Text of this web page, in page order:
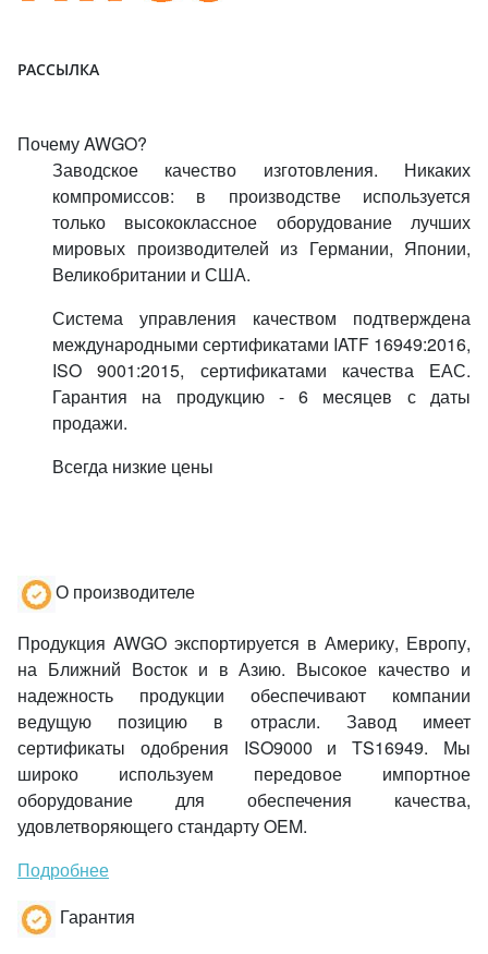
РАССЫЛКА
Почему AWGO?
Заводское качество изготовления. Никаких
компромиссов: в производстве используется
только высококлассное оборудование лучших
мировых производителей из Германии, Японии,
Великобритании и США.
Система управления качеством подтверждена
международными сертификатами IATF 16949:2016,
ISO 9001:2015, сертификатами качества ЕАС.
Гарантия на продукцию - 6 месяцев с даты
продажи.
Всегда низкие цены
О производителе
Продукция AWGO экспортируется в Америку, Европу,
на Ближний Восток и в Азию. Высокое качество и
надежность продукции обеспечивают компании
ведущую позицию в отрасли. Завод имеет
сертификаты одобрения ISO9000 и TS16949. Мы
широко используем передовое импортное
оборудование для обеспечения качества,
удовлетворяющего стандарту OEM.
Подробнее
Гарантия